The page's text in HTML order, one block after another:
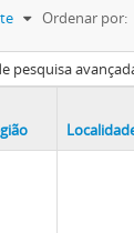
Ordenar por:
pesquisa